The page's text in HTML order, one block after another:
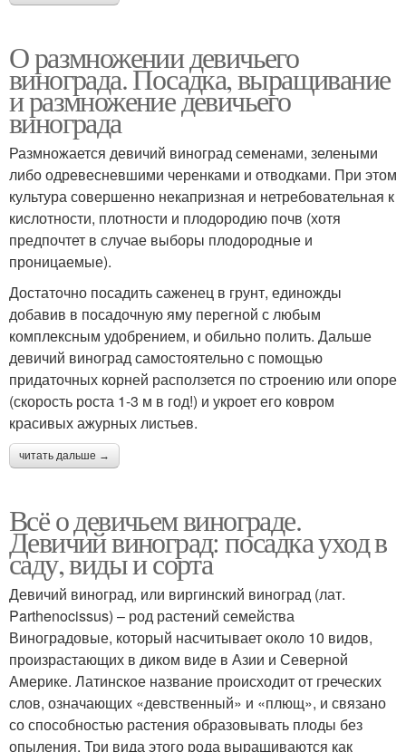
О размножении девичьего
винограда. Посадка, выращивание
и размножение девичьего
винограда
Размножается девичий виноград семенами, зелеными
либо одревесневшими черенками и отводками. При этом
культура совершенно некапризная и нетребовательная к
кислотности, плотности и плодородию почв (хотя
предпочтет в случае выборы плодородные и
проницаемые).
Достаточно посадить саженец в грунт, единожды
добавив в посадочную яму перегной с любым
комплексным удобрением, и обильно полить. Дальше
девичий виноград самостоятельно с помощью
придаточных корней расползется по строению или опоре
(скорость роста 1-3 м в год!) и укроет его ковром
красивых ажурных листьев.
читать дальше →
Всё о девичьем винограде.
Девичий виноград: посадка уход в
саду, виды и сорта
Девичий виноград, или виргинский виноград (лат.
Parthenocissus) – род растений семейства
Виноградовые, который насчитывает около 10 видов,
произрастающих в диком виде в Азии и Северной
Америке. Латинское название происходит от греческих
слов, означающих «девственный» и «плющ», и связано
со способностью растения образовывать плоды без
опыления. Три вида этого рода выращиваются как